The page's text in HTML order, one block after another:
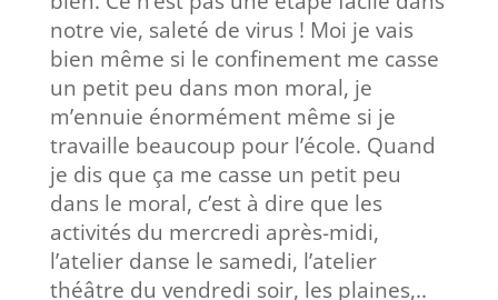
notre vie, saleté de virus ! Moi je vais
bien même si le confinement me casse
un petit peu dans mon moral, je
m’ennuie énormément même si je
travaille beaucoup pour l’école. Quand
je dis que ça me casse un petit peu
dans le moral, c’est à dire que les
activités du mercredi après-midi,
l’atelier danse le samedi, l’atelier
théâtre du vendredi soir, les plaines,..